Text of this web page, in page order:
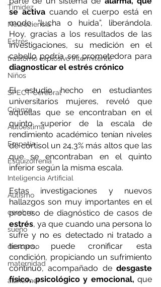
Timidez
Neurociencia
Estrés
trastorno explosivo intermitente
Niños
SPECT Cerebral
Crianza
Autoestima
Empatía
Esquizofrenia
Inteligencia Artificial
Autismo
cerebro
sueño
descanso
maternidad
alzheimer
se activa cuando el cuerpo está en
modo “lucha o huida”, liberándola.
Hoy, gracias a los resultados de las
investigaciones, su medición en el
diagnosticar el estrés crónico
El estudio hecho en estudiantes
universitarios mujeres, reveló que
aquellas que se encontraban en el
quinto superior de la escala de
rendimiento académico tenían niveles
de cortisol un 24,3% más altos que las
que se encontraban en el quinto
inferior según la misma escala.
Estas investigaciones y nuevos
hallazgos son muy importantes en el
estrés, ya que cuando una persona lo
sufre y no es detectado ni tratado a
tiempo, puede cronificar esta
condición, propiciando un sufrimiento
continuo, acompañado de desgaste
físico, psicológico y emocional, que